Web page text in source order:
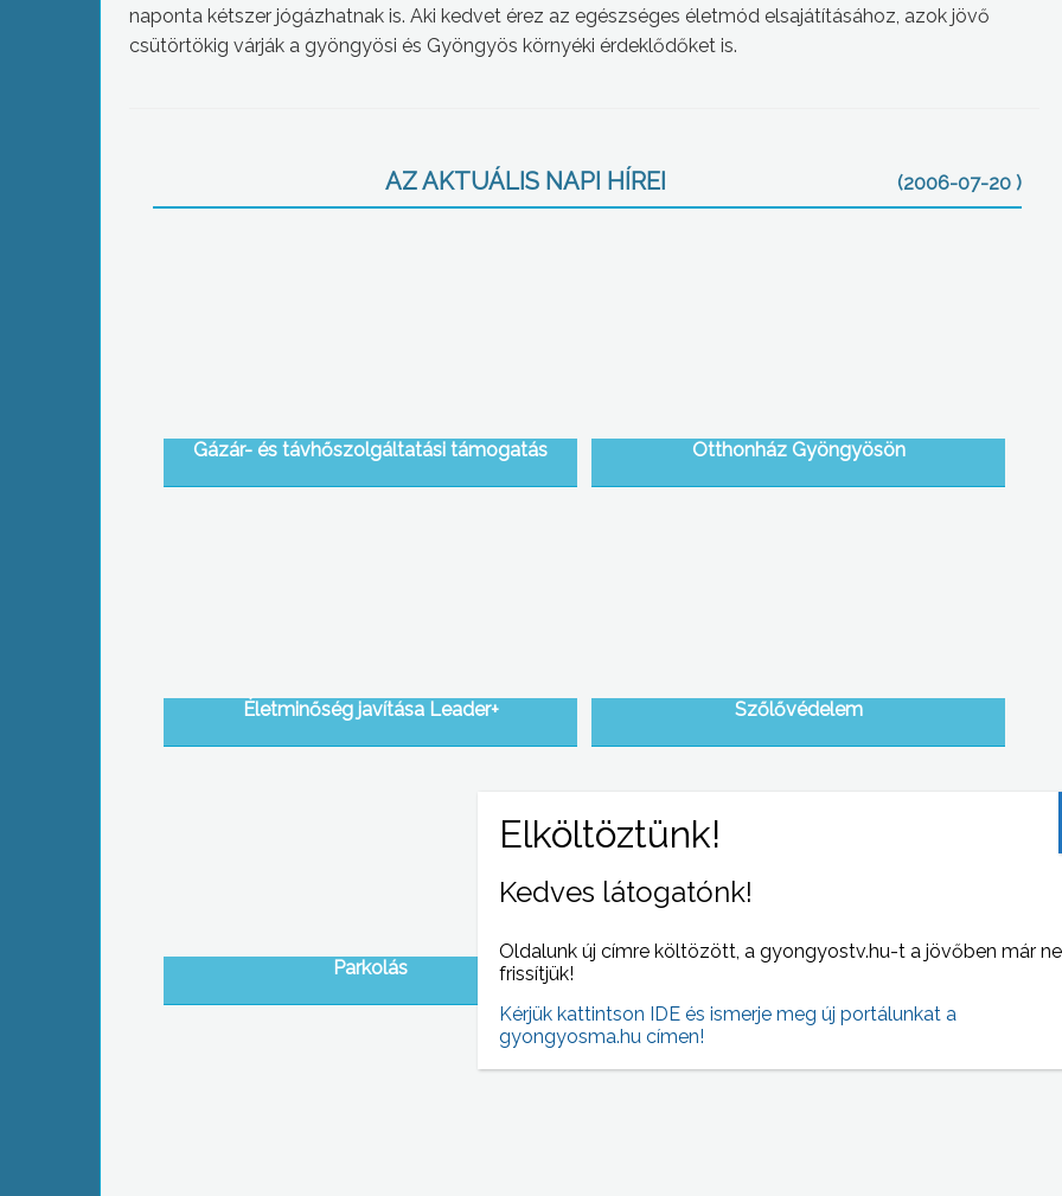
naponta kétszer jógázhatnak is. Aki kedvet érez az egészséges életmód elsajátításához, azok jövő
csütörtökig várják a gyöngyösi és Gyöngyös környéki érdeklődőket is.
AZ AKTUÁLIS NAPI HÍREI (2006-07-20 )
Gázár- és távhőszolgáltatási támogatás Otthonház Gyöngyösön
Életminőség javítása Leader+ Szőlővédelem
Parkolás
Tiszai töltésfeltöltés, szabad parti út a
Kedves látogatónk!
Oldalunk új címre költözött, a gyongyostv.hu-t a jövőben már
frissítjük!
Kérjük kattintson IDE és ismerje meg új portálunkat a
gyongyosma.hu címen!